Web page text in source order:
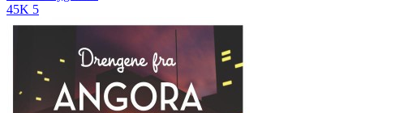
45K 5